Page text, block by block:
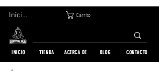
Carrito
Iniciar sesión
INICIO TIENDA ACERCA DE BLOG CONTACTO